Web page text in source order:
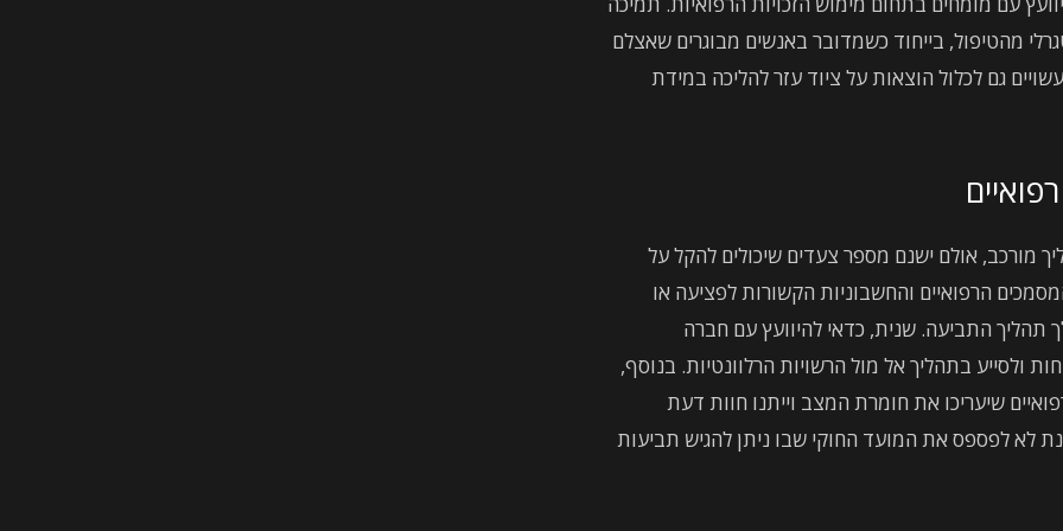
מהטיפול, בייחוד כשמדובר באנשים מבוגרים שאצלם
גם לכלול הוצאות על ציוד עזר להליכה במידת
מורכב, אולם ישנם מספר צעדים שיכולים להקל על
הרפואיים והחשבוניות הקשורות לפציעה או
תהליך התביעה. שנית, כדאי להיוועץ עם חברה
ולסייע בתהליך אל מול הרשויות הרלוונטיות. בנוסף,
שיעריכו את חומרת המצב וייתנו חוות דעת
לא לפספס את המועד החוקי שבו ניתן להגיש תביעות